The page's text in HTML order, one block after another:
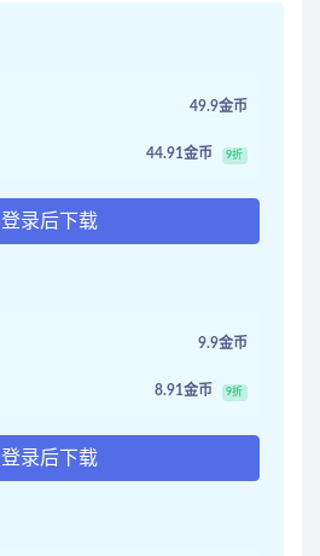
49.9金币
44.91金币 9折
登录后下载
9.9金币
8.91金币 9折
登录后下载